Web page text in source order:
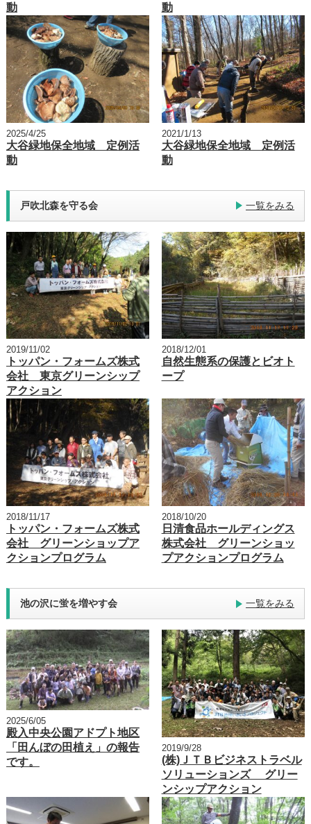
動
動
2025/4/25
大谷緑地保全地域 定例活
動
2021/1/13
大谷緑地保全地域 定例活
動
戸吹北森を守る会 一覧をみる
2019/11/02
トッパン・フォームズ株式
会社 東京グリーンシップ
アクション
2018/12/01
自然生態系の保護とビオト
ープ
2018/11/17
トッパン・フォームズ株式
会社 グリーンショップア
クションプログラム
2018/10/20
日清食品ホールディングス
株式会社 グリーンショッ
プアクションプログラム
池の沢に蛍を増やす会 一覧をみる
2025/6/05
殿入中央公園アドプト地区
「田んぼの田植え」の報告
です。
2019/9/28
(株)ＪＴＢビジネストラベル
ソリューションズ グリー
ンシップアクション